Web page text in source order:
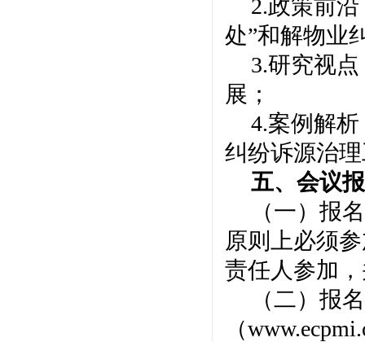
2.政策前
处”和解物业
3.研究视点
展；
4.案例解
纠纷诉源治
五、会议
（一） 报
原则上必须
责任人参加
（二）报
（